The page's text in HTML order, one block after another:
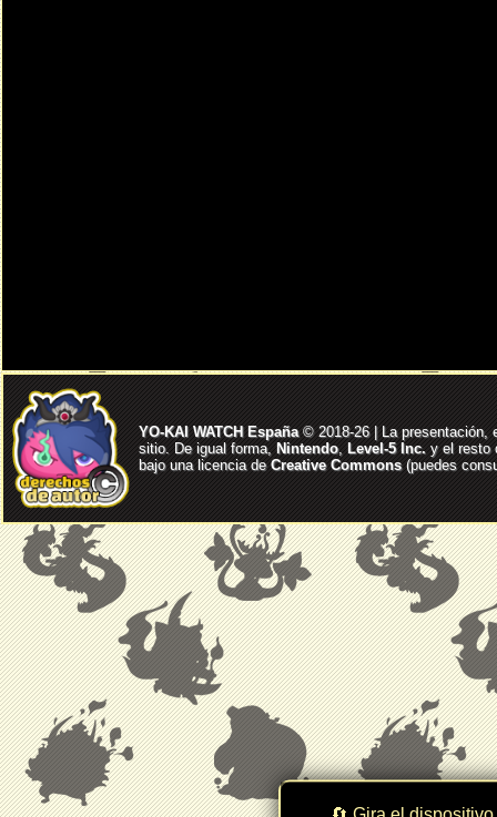
🔄 Gira el
YO-KAI WATCH España© 2018-26 | La presentación,
sitio. De igual forma, Nintendo, Level-5 Inc. y el resto
bajo una licencia deCreative Commons(puedes